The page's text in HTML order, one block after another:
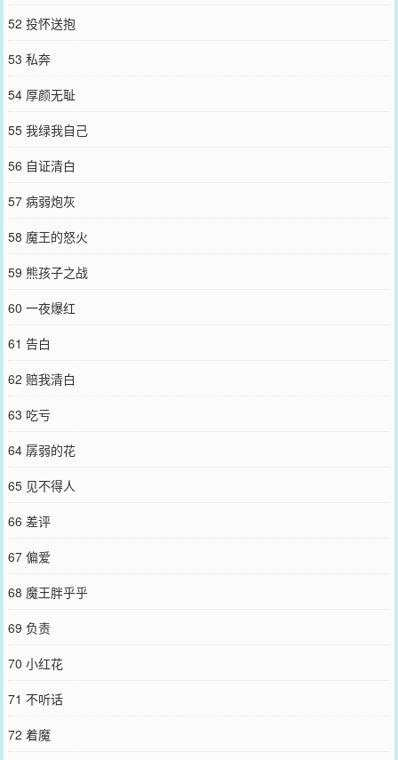
52 投怀送抱
53 私奔
54 厚颜无耻
55 我绿我自己
56 自证清白
57 病弱炮灰
58 魔王的怒火
59 熊孩子之战
60 一夜爆红
61 告白
62 赔我清白
63 吃亏
64 孱弱的花
65 见不得人
66 差评
67 偏爱
68 魔王胖乎乎
69 负责
70 小红花
71 不听话
72 着魔